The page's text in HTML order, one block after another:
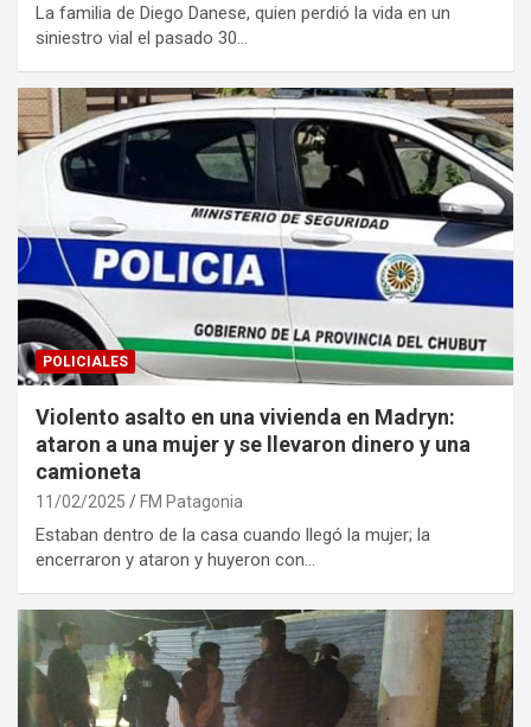
La familia de Diego Danese, quien perdió la vida en un
siniestro vial el pasado 30…
POLICIALES
Violento asalto en una vivienda en Madryn:
ataron a una mujer y se llevaron dinero y una
camioneta
11/02/2025 FM Patagonia
Estaban dentro de la casa cuando llegó la mujer; la
encerraron y ataron y huyeron con…